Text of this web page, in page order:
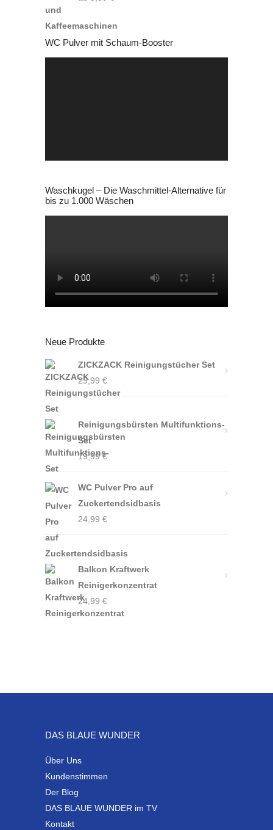
WC Pulver mit Schaum-Booster
Waschkugel – Die Waschmittel-Alternative für
bis zu 1.000 Wäschen
Neue Produkte
ZICKZACK Reinigungstücher Set
29,99 €
Reinigungsbürsten Multifunktions-
Set
19,99€
WC Pulver Pro auf
Zuckertendsidbasis
24,99 €
Balkon Kraftwerk
Reinigerkonzentrat
24,99 €
DAS BLAUE WUNDER
Über Uns
Kundenstimmen
Der Blog
DAS BLAUE WUNDER im TV
Kontakt